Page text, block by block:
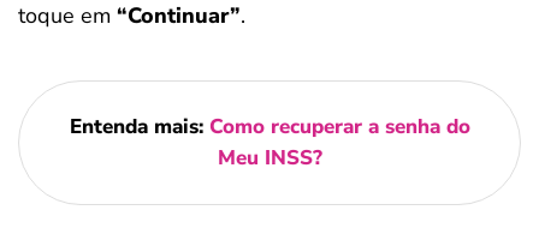
toque em “Continuar”.
Entenda mais: Como recuperar a senha do
Meu INSS?